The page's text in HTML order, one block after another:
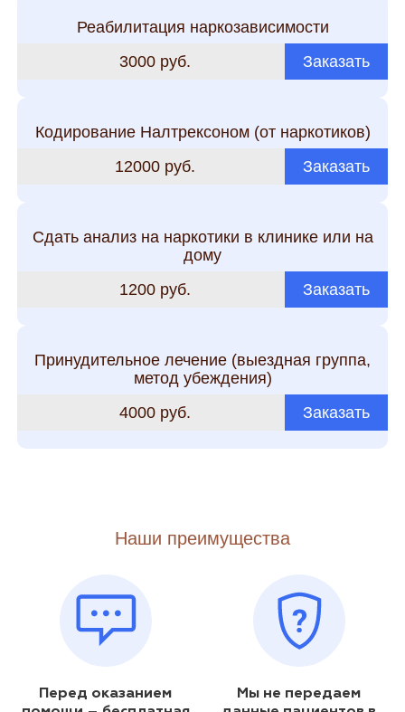
Реабилитация наркозависимости
3000 руб.
Заказать
Кодирование Налтрексоном (от наркотиков)
12000 руб.
Заказать
Сдать анализ на наркотики в клинике или на
дому
1200 руб.
Заказать
Принудительное лечение (выездная группа,
метод убеждения)
4000 руб.
Заказать
Наши преимущества
Перед оказанием
Мы не передаем